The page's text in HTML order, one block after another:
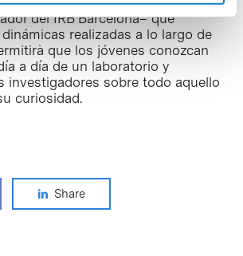
del IRB Barcelona– que
realizadas a lo largo de
que los jóvenes conozcan
a día de un laboratorio y
investigadores sobre todo aquello
curiosidad.
Share